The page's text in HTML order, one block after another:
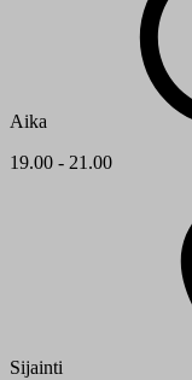
Aika
19.00 - 21.00
Sijainti